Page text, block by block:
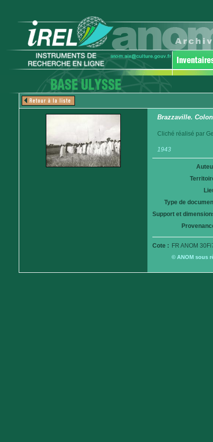
Brazzaville.
Cliché réalisé par
1943
Type de
Support et
Cote : FR ANOM
© ANOM sous